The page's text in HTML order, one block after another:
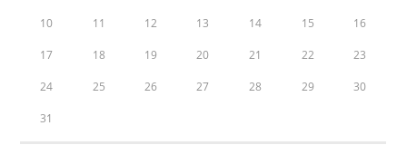
10 11 12 13 14 15 16
17 18 19 20 21 22 23
24 25 26 27 28 29 30
31